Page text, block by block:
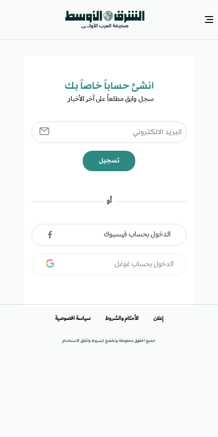
انشئ حساباً خاصاً بك​
سجل وابق مطلعاً على آخر الأخبار ​
تسجيل
أو
الدخول بحساب فيسبوك
الدخول بحساب غوغل
جميع الحقوق محفوظة وتخضع لشروط واتفاق الاستخدام
إعلان الأحكام والشروط سياسة الخصوصية